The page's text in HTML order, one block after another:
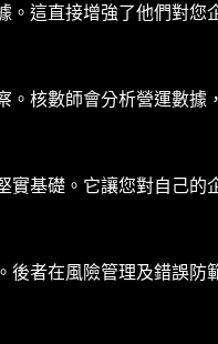
這直接增強了他們對
核數師會分析營運數
基礎。它讓您對自己
者在風險管理及錯誤